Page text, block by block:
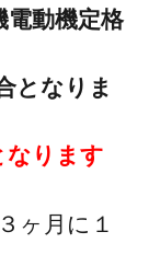
電動機定格
となりま
なります
ヶ月に１